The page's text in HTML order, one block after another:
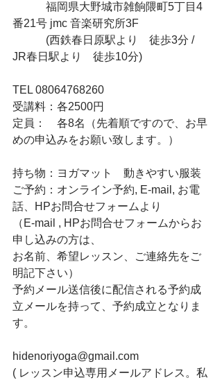
福岡県大野城市雑餉隈町5丁目4
番21号 jmc 音楽研究所3F
(西鉄春日原駅より　徒歩3分 /
JR春日駅より　徒歩10分)
TEL 08064768260
受講料：各2500円
定員：　各8名（先着順ですので、お早
めの申込みをお願い致します。）
持ち物：ヨガマット　動きやすい服装
ご予約：オンライン予約, E-mail, お電
話、HPお問合せフォームより
（E-mail , HPお問合せフォームからお
申し込みの方は、
お名前、希望レッスン、ご連絡先をご
明記下さい）
予約メール送信後に配信される予約成
立メールを持って、予約成立となりま
す。
hidenoriyoga@gmail.com
( レッスン申込専用メールアドレス。私